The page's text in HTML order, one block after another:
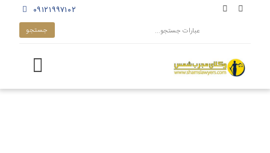
۰۹۱۲۱۹۹۷۱۰۲